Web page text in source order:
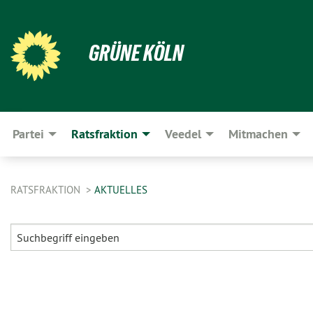
GRÜNE KÖLN
Partei Ratsfraktion Veedel Mitmachen
RATSFRAKTION AKTUELLES